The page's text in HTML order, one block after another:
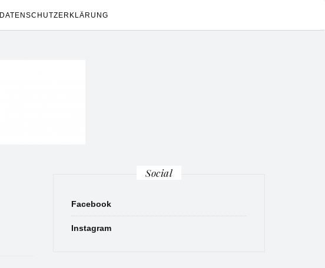
DATENSCHUTZERKLÄRUNG
Social
Facebook
Instagram